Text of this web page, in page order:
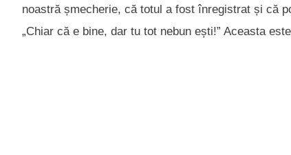
noastră șmecherie, că totul a fost înregistrat și că
„Chiar că e bine, dar tu tot nebun ești!” Aceasta